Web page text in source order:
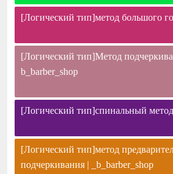
[Логический тип]метод большого
[Логический тип]Метод
b_barber_shop
[Логический тип]спинальный
[Логический тип]метод
подчеркивания | _b_barber_shop